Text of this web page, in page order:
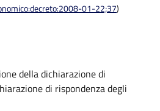
01-22;37)
della dichiarazione di
di rispondenza degli